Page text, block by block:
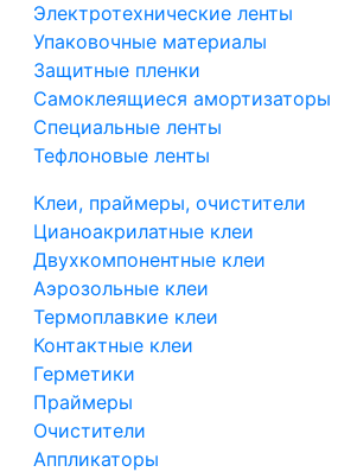
Электротехнические ленты
Упаковочные материалы
Защитные пленки
Самоклеящиеся амортизаторы
Специальные ленты
Тефлоновые ленты
Клеи, праймеры, очистители
Цианоакрилатные клеи
Двухкомпонентные клеи
Аэрозольные клеи
Термоплавкие клеи
Контактные клеи
Герметики
Праймеры
Очистители
Аппликаторы